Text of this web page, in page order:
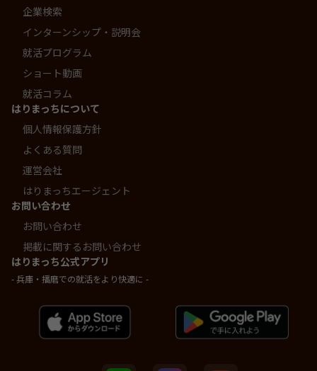
企業検索
インターンシップ・説明会
就活プログラム
ショート動画
就活コラム
はりまっちについて
個人情報保護方針
よくある質問
運営会社
はりまっちエージェント
お問い合わせ
お問い合わせ
掲載に関するお問い合わせ
はりまっち公式アプリ
- 兵庫・播磨での就活をより快適に -